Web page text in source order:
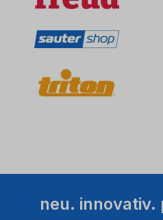
Aktivitäten
Bitte
die
Details
des
Service
neu. innovativ.